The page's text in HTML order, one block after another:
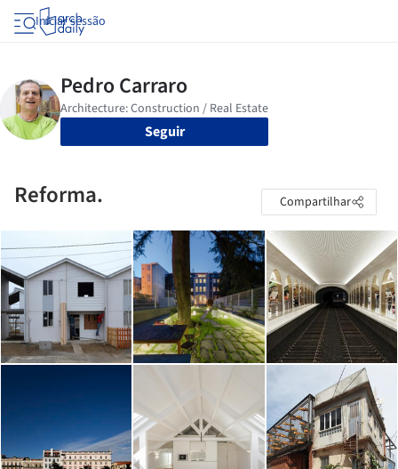
Iniciar sessão
Seguir
Reforma. Compartilhar